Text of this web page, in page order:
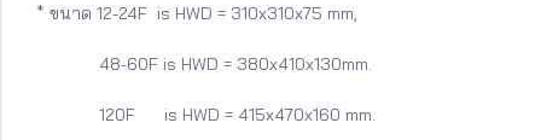
* ขนาด 12-24F is HWD = 310x310x75 mm,
48-60F is HWD = 380x410x130mm.
120F is HWD = 415x470x160 mm.